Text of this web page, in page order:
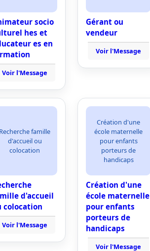
socio
hes et
es en
Voir l'Message
Gérant ou
vendeur
Voir l'Message
Recherche famille
d'accueil ou
colocation
d'accueil
colocation
Voir l'Message
Création d'une
école maternelle
pour enfants
porteurs de
handicaps
Création d'une
école maternelle
pour enfants
porteurs de
handicaps
Voir l'Message